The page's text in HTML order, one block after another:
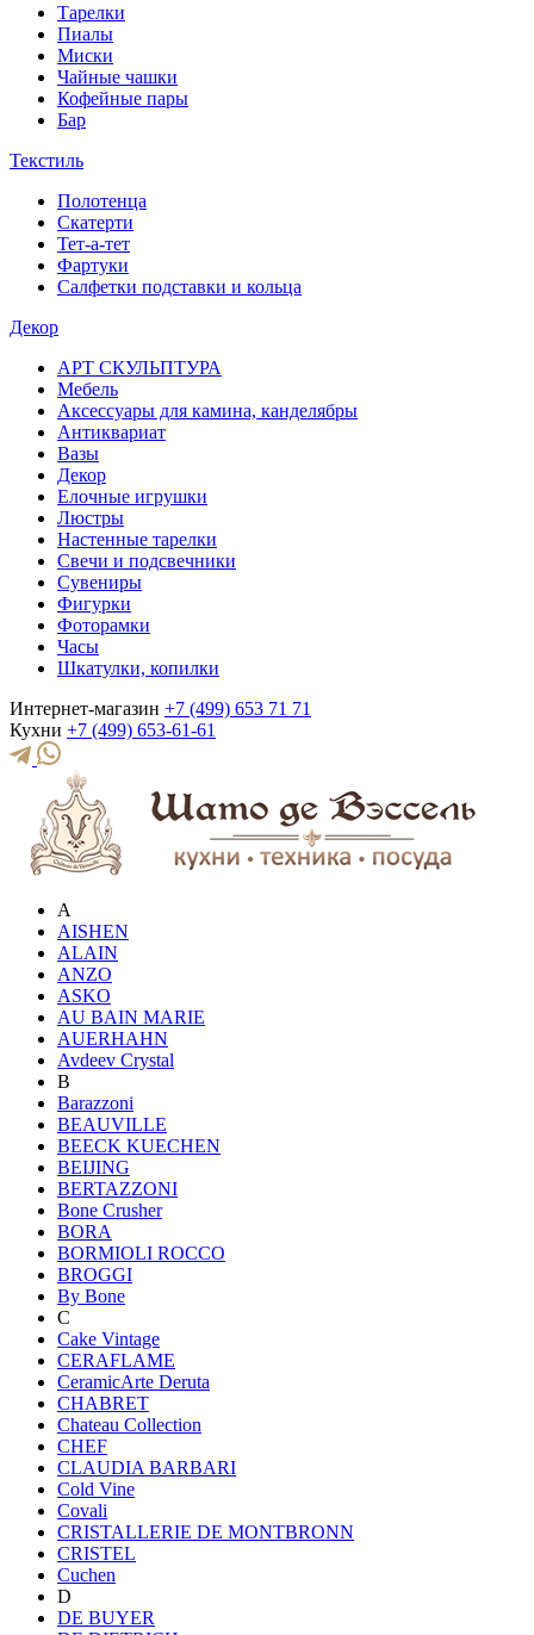
Тарелки
Пиалы
Миски
Чайные чашки
Кофейные пары
Бар
Текстиль
Полотенца
Скатерти
Тет-а-тет
Фартуки
Салфетки подставки и кольца
Декор
АРТ СКУЛЬПТУРА
Мебель
Аксессуары для камина, канделябры
Антиквариат
Вазы
Декор
Елочные игрушки
Люстры
Настенные тарелки
Свечи и подсвечники
Сувениры
Фигурки
Фоторамки
Часы
Шкатулки, копилки
Интернет-магазин +7 (499) 653 71 71
Кухни +7 (499) 653-61-61
A
AISHEN
ALAIN
ANZO
ASKO
AU BAIN MARIE
AUERHAHN
Avdeev Crystal
B
Barazzoni
BEAUVILLE
BEECK KUECHEN
BEIJING
BERTAZZONI
Bone Crusher
BORA
BORMIOLI ROCCO
BROGGI
By Bone
C
Cake Vintage
CERAFLAME
CeramicArte Deruta
CHABRET
Chateau Collection
CHEF
CLAUDIA BARBARI
Cold Vine
Covali
CRISTALLERIE DE MONTBRONN
CRISTEL
Cuchen
D
DE BUYER